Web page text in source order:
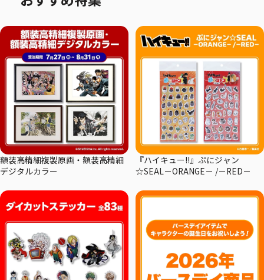
額装高精細複製原画・額装高精細
デジタルカラー
『ハイキュー!!』ぷにジャン
☆SEAL－ORANGE－ /－RED－